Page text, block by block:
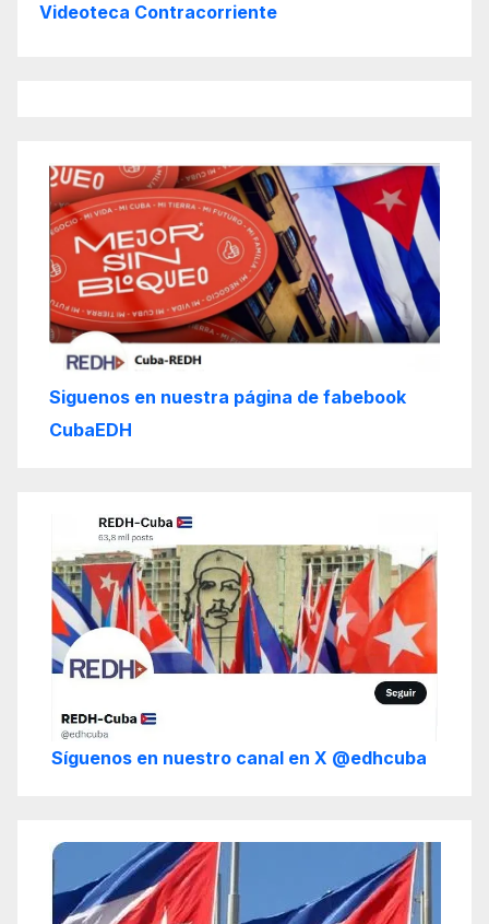
Videoteca Contracorriente
Siguenos en nuestra página de fabebook
CubaEDH
Síguenos en nuestro canal en X @edhcuba